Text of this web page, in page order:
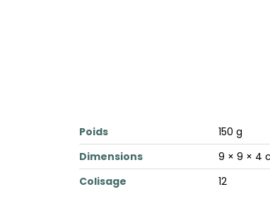
Poids
150 g
Dimensions
9 × 9 × 4
Colisage
12